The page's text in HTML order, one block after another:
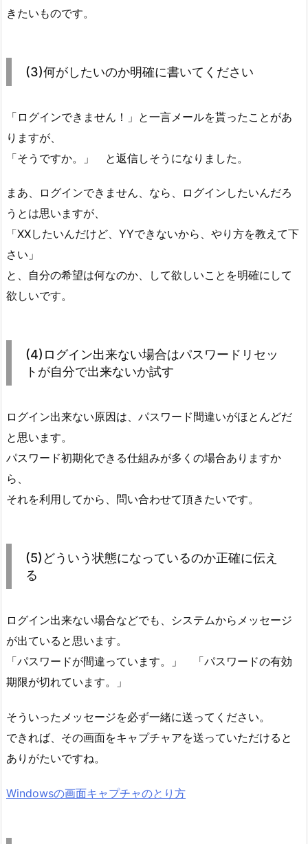
きたいものです。
(3)何がしたいのか明確に書いてください
「ログインできません！」と一言メールを貰ったことがあ
りますが、
「そうですか。」 と返信しそうになりました。
まあ、ログインできません、なら、ログインしたいんだろ
うとは思いますが、
「XXしたいんだけど、YYできないから、やり方を教えて下
さい」
と、自分の希望は何なのか、して欲しいことを明確にして
欲しいです。
(4)ログイン出来ない場合はパスワードリセッ
トが自分で出来ないか試す
ログイン出来ない原因は、パスワード間違いがほとんどだ
と思います。
パスワード初期化できる仕組みが多くの場合ありますか
ら、
それを利用してから、問い合わせて頂きたいです。
(5)どういう状態になっているのか正確に伝え
る
ログイン出来ない場合などでも、システムからメッセージ
が出ていると思います。
「パスワードが間違っています。」 「パスワードの有効
期限が切れています。」
そういったメッセージを必ず一緒に送ってください。
できれば、その画面をキャプチャアを送っていただけると
ありがたいですね。
Windowsの画面キャプチャのとり方